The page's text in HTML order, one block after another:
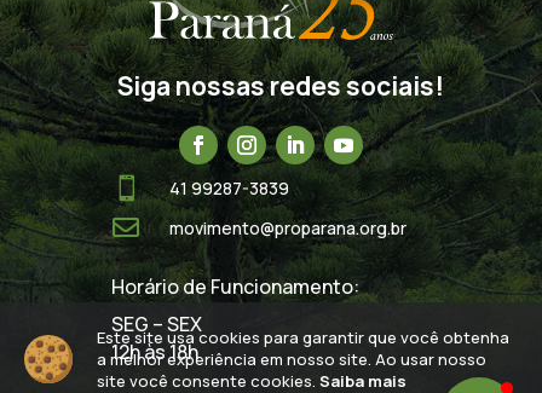
Siga nossas redes sociais!
Este site usa cookies para garantir que você obtenha
a melhor experiência em nosso site. Ao usar nosso
site você consente cookies. Saiba mais
 41 99287-3839
 movimento@proparana.org.br
Horário de Funcionamento:
SEG – SEX
12h às 18h